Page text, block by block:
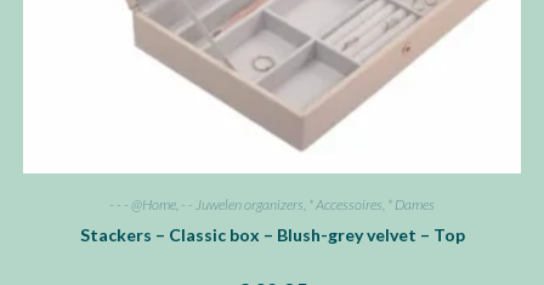
- - - @Home - - Juwelen organizers * Accessoires * Dames
Stackers – Classic box – Blush-grey velvet – Top